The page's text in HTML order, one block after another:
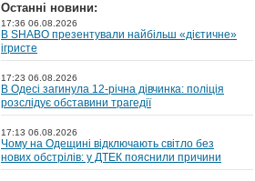
Останні новини:
17:36 06.08.2026
В SHABO презентували найбільш «дієтичне»
ігристе
17:23 06.08.2026
В Одесі загинула 12-річна дівчинка: поліція
розслідує обставини трагедії
17:13 06.08.2026
Чому на Одещині відключають світло без
нових обстрілів: у ДТЕК пояснили причини